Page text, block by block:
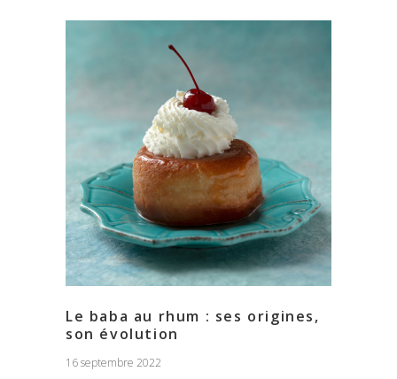
Le baba au rhum : ses origines,
son évolution
16 septembre 2022